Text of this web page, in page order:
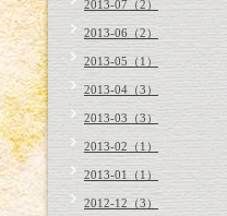
2013-07（2）
2013-06（2）
2013-05（1）
2013-04（3）
2013-03（3）
2013-02（1）
2013-01（1）
2012-12（3）